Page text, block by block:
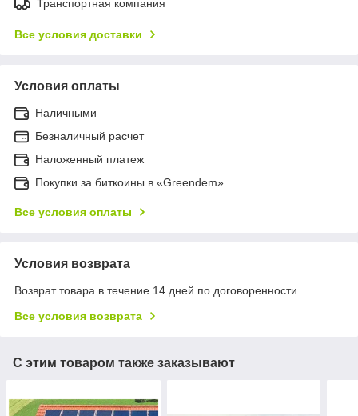
Транспортная компания
Все условия доставки
Условия оплаты
Наличными
Безналичный расчет
Наложенный платеж
Покупки за биткоины в «Greendem»
Все условия оплаты
Условия возврата
Возврат товара в течение 14 дней по договоренности
Все условия возврата
С этим товаром также заказывают